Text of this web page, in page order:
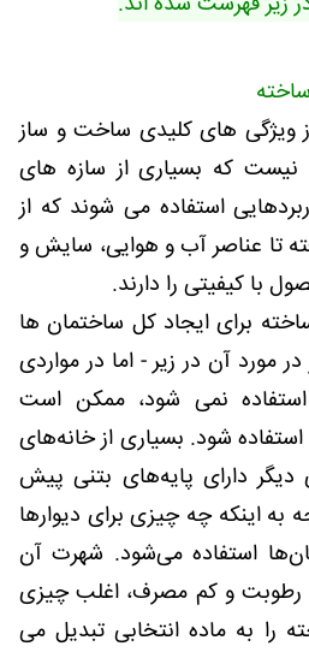
ویژگی های کلیدی ساخت و ساز
که بسیاری از سازه های
استفاده می شوند که از
تا عناصر آب و هوایی، سایش و
با کیفیتی را دارند.
برای ایجاد کل ساختمان ها
مورد آن در زیر - اما در مواردی
نمی شود، ممکن است
شود. بسیاری از خانه‌های
دارای پایه‌های بتنی پیش
اینکه چه چیزی برای دیوارها
استفاده می‌شود. شهرت آن
رطوبت و کم مصرف، اغلب چیزی
به ماده انتخابی تبدیل می